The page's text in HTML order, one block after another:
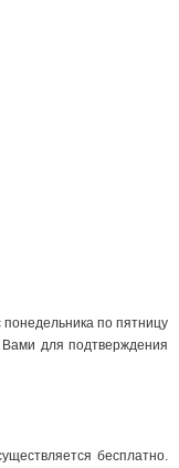
по пятницу
Вами для подтверждения
бесплатно.